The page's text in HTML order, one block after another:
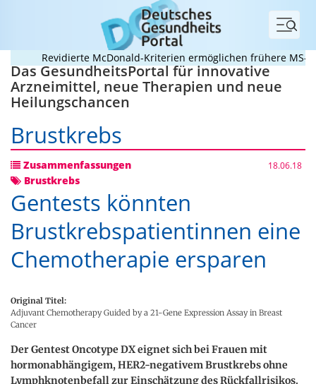
Menü
Revidierte McDonald-Kriterien ermöglichen frühere MS-
Das GesundheitsPortal für innovative
Arzneimittel, neue Therapien und neue
Heilungschancen
Brustkrebs
Zusammenfassungen 18.06.18
Brustkrebs
Gentests könnten
Brustkrebspatientinnen eine
Chemotherapie ersparen
Original Titel:
Adjuvant Chemotherapy Guided by a 21-Gene Expression Assay in Breast
Cancer
Der Gentest Oncotype DX eignet sich bei Frauen mit
hormonabhängigem, HER2-negativem Brustkrebs ohne
Lymphknotenbefall zur Einschätzung des Rückfallrisikos.